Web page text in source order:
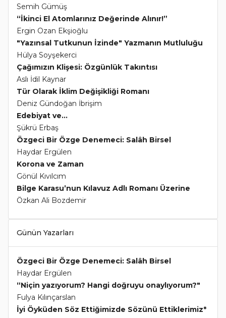
Semih Gümüş
“İkinci El Atomlarınız Değerinde Alınır!”
Ergin Ozan Ekşioğlu
"Yazınsal Tutkunun İzinde" Yazmanın Mutluluğu
Hülya Soyşekerci
Çağımızın Klişesi: Özgünlük Takıntısı
Aslı İdil Kaynar
Tür Olarak İklim Değişikliği Romanı
Deniz Gündoğan İbrişim
Edebiyat ve...
Şükrü Erbaş
Özgeci Bir Özge Denemeci: Salâh Birsel
Haydar Ergülen
Korona ve Zaman
Gönül Kıvılcım
Bilge Karasu’nun Kılavuz Adlı Romanı Üzerine
Özkan Ali Bozdemir
Günün Yazarları
Özgeci Bir Özge Denemeci: Salâh Birsel
Haydar Ergülen
“Niçin yazıyorum? Hangi doğruyu onaylıyorum?"
Fulya Kılınçarslan
İyi Öyküden Söz Ettiğimizde Sözünü Ettiklerimiz*